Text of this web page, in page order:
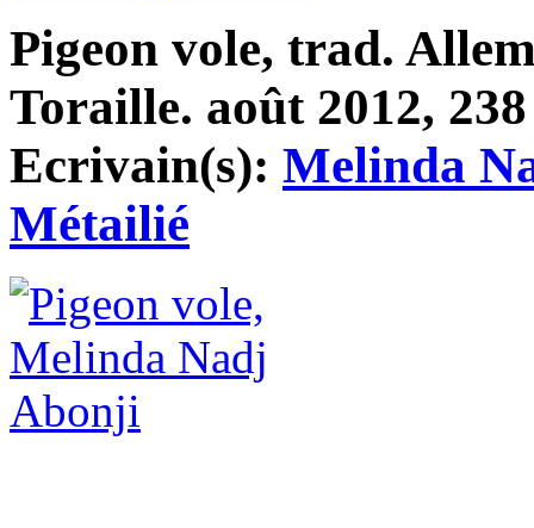
Pigeon vole, trad.
Toraille. août 2012,
Ecrivain(s): Melinda
Métailié